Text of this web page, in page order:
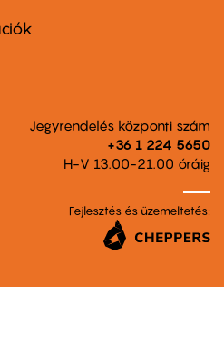
Jegyrendelés központi szám
+36 1 224 5650
H-V 13.00-21.00 óráig
Fejlesztés és üzemeltetés: